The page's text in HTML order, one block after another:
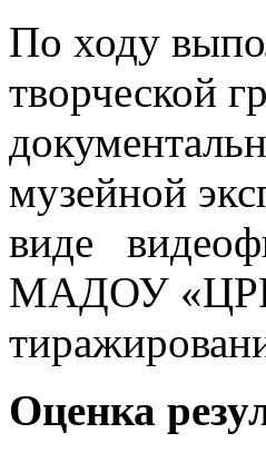
По ходу
творческой
музейной
виде
МАДОУ
Оценка